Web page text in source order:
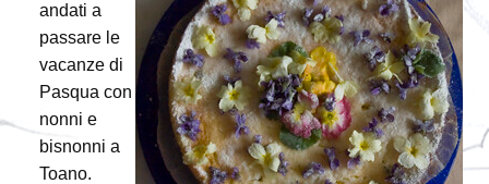
andati a
passare le
vacanze di
Pasqua con
nonni e
bisnonni a
Toano.